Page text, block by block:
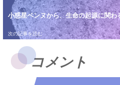
小惑星ベンヌから、生命の起源に関わ
コメント